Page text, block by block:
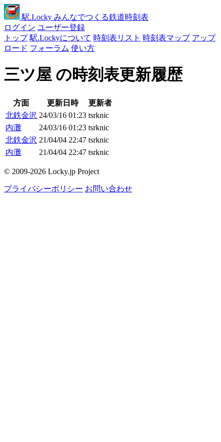
駅.Locky みんなでつくる鉄道時刻表
ログイン ユーザー登録
トップ 駅.Lockyについて 時刻表リスト 時刻表マップ アップ
ロード フォーラム 使い方
三ツ屋 の時刻表更新履歴
方面 更新日時
更新者
北鉄金沢 24/03/16 01:23 tsrknic
内灘
24/03/16 01:23 tsrknic
北鉄金沢 21/04/04 22:47 tsrknic
内灘
21/04/04 22:47 tsrknic
© 2009-2026 Locky.jp Project
プライバシーポリシー お問い合わせ